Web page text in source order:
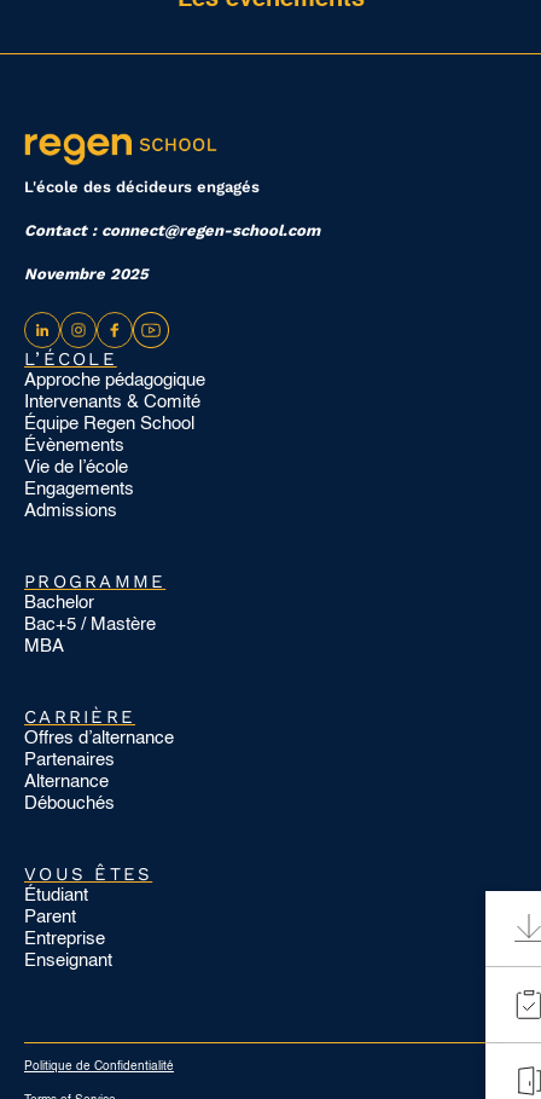
L'école des décideurs engagés
Contact : connect@regen-school.com
Novembre 2025
L’ÉCOLE
Approche pédagogique
Intervenants & Comité
Équipe Regen School
Évènements
Vie de l’école
Engagements
Admissions
PROGRAMME
Bachelor
Bac+5 / Mastère
MBA
CARRIÈRE
Offres d’alternance
Partenaires
Alternance
Débouchés
VOUS ÊTES
Étudiant
Parent
Entreprise
Enseignant
Politique de Confidentialité